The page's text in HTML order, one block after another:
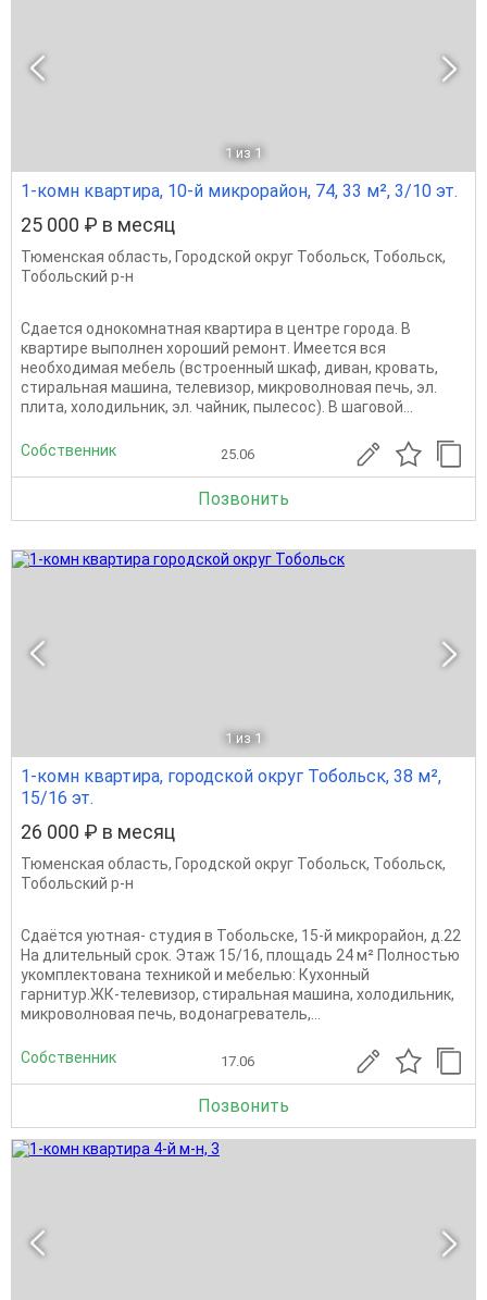
1 из 1
1-комн квартира, 10-й микрорайон, 74, 33 м², 3/10 эт.
25 000 ₽ в месяц
Тюменская область, Городской округ Тобольск, Тобольск,
Тобольский р-н
Сдается однокомнатная квартира в центре города. В
квартире выполнен хороший ремонт. Имеется вся
необходимая мебель (встроенный шкаф, диван, кровать,
стиральная машина, телевизор, микроволновая печь, эл.
плита, холодильник, эл. чайник, пылесос). В шаговой...
Собственник 25.06
Позвонить
1 из 1
1-комн квартира, городской округ Тобольск, 38 м²,
15/16 эт.
26 000 ₽ в месяц
Тюменская область, Городской округ Тобольск, Тобольск,
Тобольский р-н
Сдаётся уютная- студия в Тобольске, 15-й микрорайон, д.22
На длительный срок. Этаж 15/16, площадь 24 м² Полностью
укомплектована техникой и мебелью: Кухонный
гарнитур.ЖК-телевизор, стиральная машина, холодильник,
микроволновая печь, водонагреватель,...
Собственник 17.06
Позвонить